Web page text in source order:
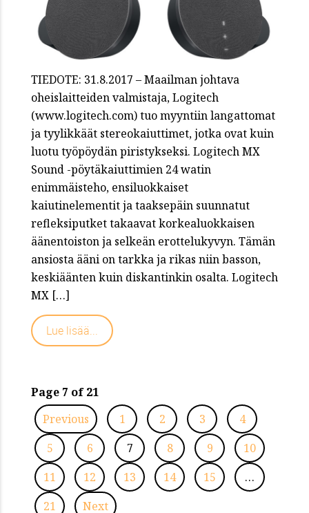
TIEDOTE: 31.8.2017 – Maailman johtava
oheislaitteiden valmistaja, Logitech
(www.logitech.com) tuo myyntiin langattomat
ja tyylikkäät stereokaiuttimet, jotka ovat kuin
luotu työpöydän piristykseksi. Logitech MX
Sound -pöytäkaiuttimien 24 watin
enimmäisteho, ensiluokkaiset
kaiutinelementit ja taaksepäin suunnatut
refleksiputket takaavat korkealuokkaisen
äänentoiston ja selkeän erottelukyvyn. Tämän
ansiosta ääni on tarkka ja rikas niin basson,
keskiäänten kuin diskantinkin osalta. Logitech
MX […]
Lue lisää...
Page 7 of 21
Previous
1 2 3
4
5
6 7 8 9
10
11
12 13 14 15
…
21
Next